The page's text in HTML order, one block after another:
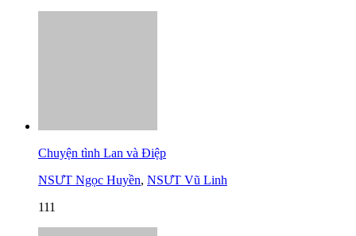
Chuyện tình Lan và Điệp
NSƯT Ngọc Huyền, NSƯT Vũ Linh
111